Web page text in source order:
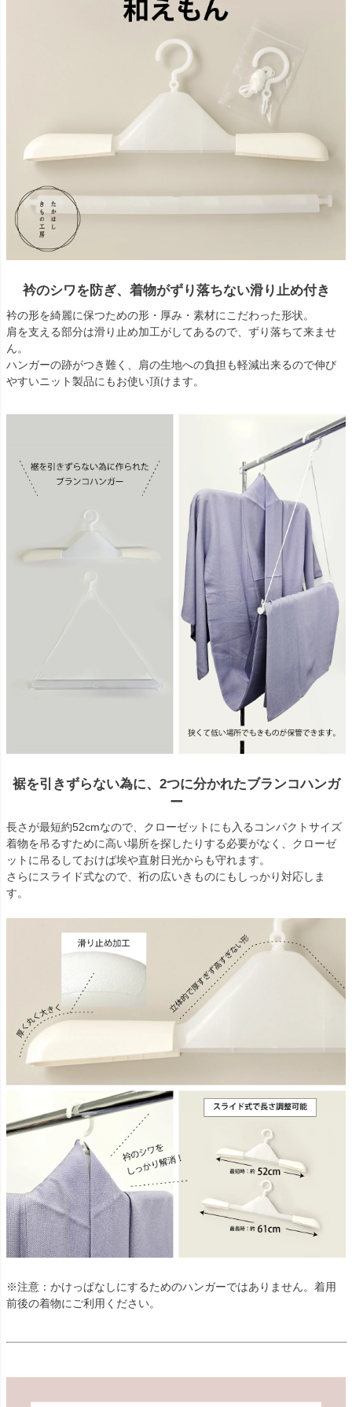
衿のシワを防ぎ、着物がずり落ちない滑り止め付き
衿の形を綺麗に保つための形・厚み・素材にこだわった形状。
肩を支える部分は滑り止め加工がしてあるので、ずり落ちて来ませ
ん。
ハンガーの跡がつき難く、肩の生地への負担も軽減出来るので伸び
やすいニット製品にもお使い頂けます。
裾を引きずらない為に、2つに分かれたブランコハンガ
ー
長さが最短約52cmなので、クローゼットにも入るコンパクトサイズ
着物を吊るすために高い場所を探したりする必要がなく、クローゼ
ットに吊るしておけば埃や直射日光からも守れます。
さらにスライド式なので、裄の広いきものにもしっかり対応しま
す。
※注意：かけっぱなしにするためのハンガーではありません。着用
前後の着物にご利用ください。